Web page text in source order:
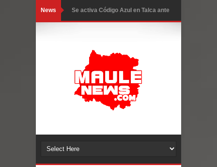
News GORE Maule figura tercero a nivel
traslados con $133 millones
Dos internos intentaron escapar por
un forado desde la cárcel de Talca
Temporal obliga a cerrar
Chancho en Talca tras caída de